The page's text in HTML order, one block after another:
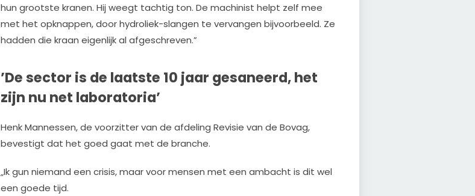
hun grootste kranen. Hij weegt tachtig ton. De machinist helpt zelf mee
met het opknappen, door hydroliek-slangen te vervangen bijvoorbeeld. Ze
hadden die kraan eigenlijk al afgeschreven.”
’De sector is de laatste 10 jaar gesaneerd, het
zijn nu net laboratoria’
Henk Mannessen, de voorzitter van de afdeling Revisie van de Bovag,
bevestigt dat het goed gaat met de branche.
„Ik gun niemand een crisis, maar voor mensen met een ambacht is dit wel
een goede tijd.